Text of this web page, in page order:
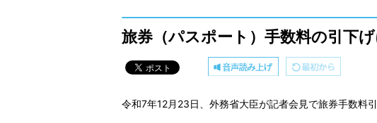
旅券（パスポート）手数料の引下
令和7年12月23日、外務省大臣が記者会見で旅券手数料